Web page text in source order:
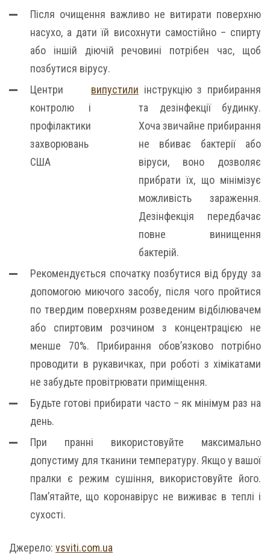
Після очищення важливо не витирати поверхню
насухо, а дати їй висохнути самостійно – спирту
або іншій діючій речовині потрібен час, щоб
позбутися вірусу.
Центри
контролю і
профілактики
захворювань
США
випустили інструкцію з прибирання
та дезінфекції будинку.
Хоча звичайне прибирання
не вбиває бактерії або
віруси, воно дозволяє
прибрати їх, що мінімізує
можливість зараження.
Дезінфекція передбачає
повне винищення
бактерій.
Рекомендується спочатку позбутися від бруду за
допомогою миючого засобу, після чого пройтися
по твердим поверхням розведеним відбілювачем
або спиртовим розчином з концентрацією не
менше 70%. Прибирання обов’язково потрібно
проводити в рукавичках, при роботі з хімікатами
не забудьте провітрювати приміщення.
Будьте готові прибирати часто – як мінімум раз на
день.
При пранні використовуйте максимально
допустиму для тканини температуру. Якщо у вашої
пралки є режим сушіння, використовуйте його.
Пам’ятайте, що коронавірус не виживає в теплі і
сухості.
Джерело: vsviti.com.ua